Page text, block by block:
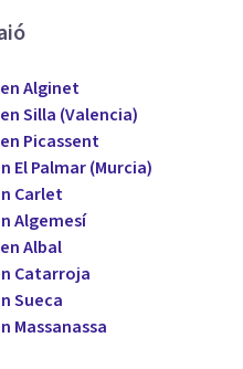
Alginet
Silla (Valencia)
Picassent
El Palmar (Murcia)
Carlet
Algemesí
Albal
Catarroja
Sueca
Massanassa